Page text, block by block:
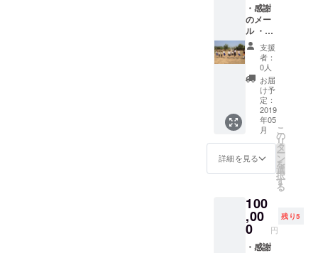
・感謝
のメー
ル ・活
動報告
メール
・子供
達から
の感謝
の手紙
・報告
冊子 ・
コー
ヒー豆
（ラオ
ス特産
品） ・
の写真
・報告
会兼食
事会へ
の招待
支援
者：
0人
お届
け予
定：
2019
年05
月
詳細を見る
こ
の
リ
タ
ー
ン
を
選
択
す
る
100
,00
0 円
残り5
・感謝